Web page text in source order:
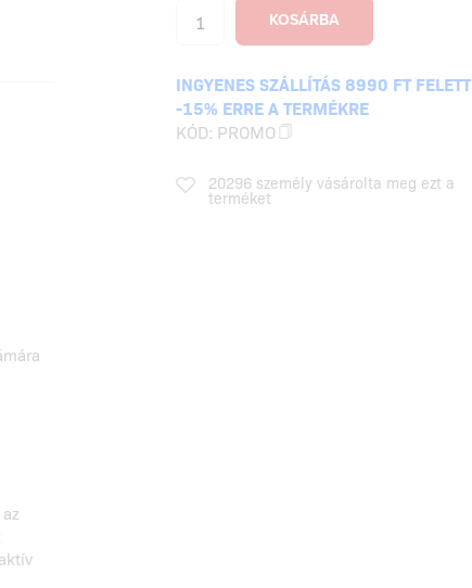
INGYENES SZÁLLÍTÁS 8990 FT FELETT
-15% ERRE A TERMÉKRE
KÓD: PROMO
20296 személy vásárolta meg ezt a
terméket